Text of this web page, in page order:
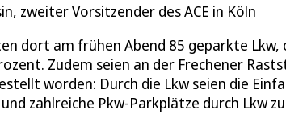
zweiter Vorsitzender des ACE in Köln
dort am frühen Abend 85 geparkte Lkw,
Zudem seien an der Frechener
worden: Durch die Lkw seien die
zahlreiche Pkw-Parkplätze durch Lkw